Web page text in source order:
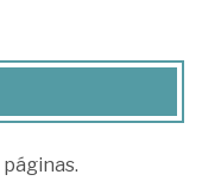
páginas.